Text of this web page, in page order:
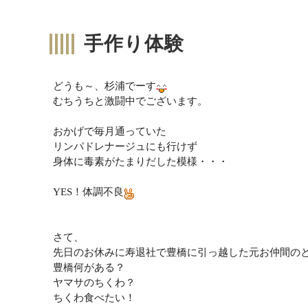
手作り体験
どうも～、杉浦でーす
むちうちと激闘中でございます。
おかげで毎月通っていた
リンパドレナージュにも行けず
身体に毒素がたまりだした模様・・・
YES！体調不良
さて、
先日のお休みに寿退社で豊橋に引っ越した元お仲間の
豊橋何がある？
ヤマサのちくわ？
ちくわ食べたい！